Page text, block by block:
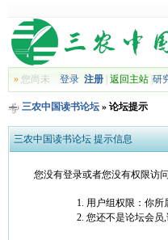
»您尚未 登录 注册| 返回主站| 研
三农中国读书论坛» 论坛提示
三农中国读书论坛 提示信息
您没有登录或者您没有权限访
用户组权限：你所
您还不是论坛会员